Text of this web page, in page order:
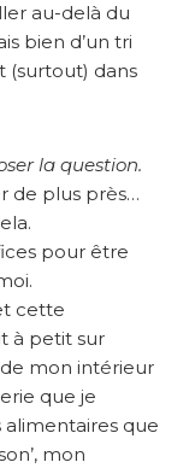
au-delà du
bien d’un tri
(surtout) dans
la question.
de plus près…
pour être
cette
à petit sur
mon intérieur
que je
alimentaires que
mon